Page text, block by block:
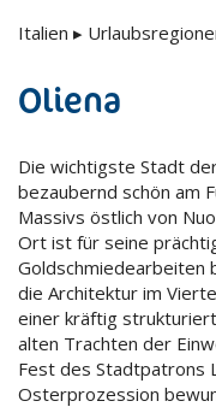
Italien ▸
Oliena
Die wichtigste Stadt
bezaubernd schön am
Massivs östlich von
Ort ist für seine
Goldschmiedearbeiten
die Architektur im
einer kräftig
alten Trachten der
Fest des Stadtpatrons
Osterprozession